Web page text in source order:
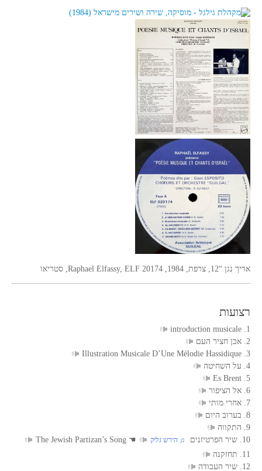
אריך נגן “12, צרפת, 1984, Raphael Elfassy, ELF 20174, סטריאו
רצועות
1. introduction musicale
2. אכן חציר העם
3. Illustration Musicale D’Une Mélodie Hassidique
4. על השחיטה
5. Es Brent
6. אל הציפור
7. אחרי מותי
8. בערוב היום
9. התקווה
10. שיר הפרטיזנים
‏ ♫ הירש גליק ☚
11. תחזקנה
12. שיר העבודה